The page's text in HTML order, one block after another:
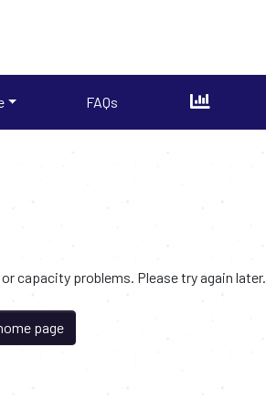
FAQs
capacity problems. Please try again later.
page